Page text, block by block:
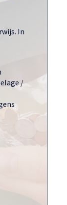
In
/